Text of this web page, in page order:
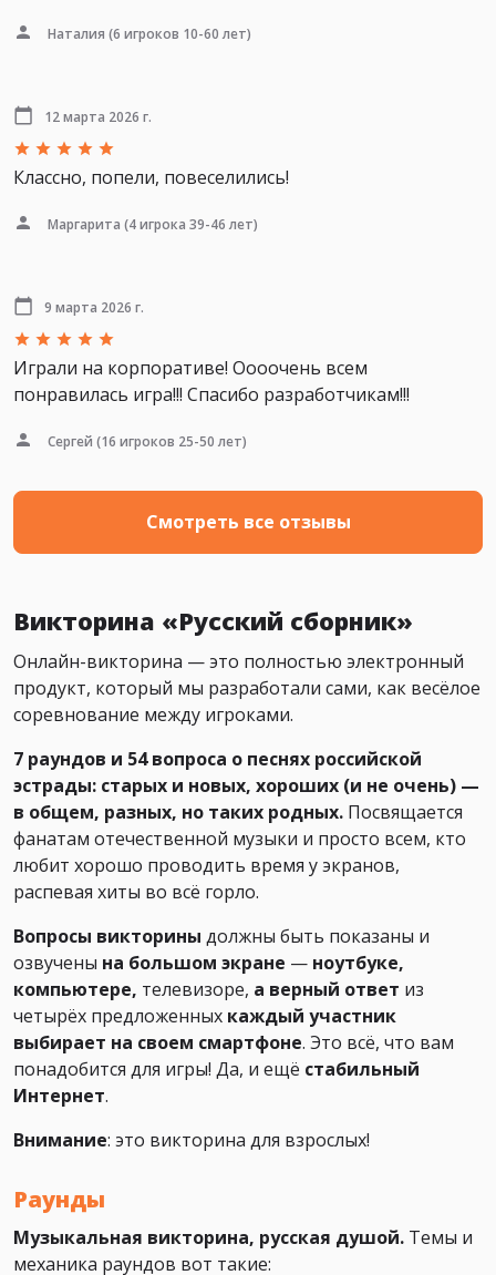
Наталия (6 игроков 10-60 лет)
12 марта 2026 г.
Классно, попели, повеселились!
Маргарита (4 игрока 39-46 лет)
9 марта 2026 г.
Играли на корпоративе! Оооочень всем
понравилась игра!!! Спасибо разработчикам!!!
Сергей (16 игроков 25-50 лет)
Смотреть все отзывы
Викторина «Русский сборник»
Онлайн-викторина — это полностью электронный
продукт, который мы разработали сами, как весёлое
соревнование между игроками.
7 раундов и 54 вопроса о песнях российской
эстрады: старых и новых, хороших (и не очень) —
в общем, разных, но таких родных. Посвящается
фанатам отечественной музыки и просто всем, кто
любит хорошо проводить время у экранов,
распевая хиты во всё горло.
Вопросы викторины должны быть показаны и
озвучены на большом экране — ноутбуке,
компьютере, телевизоре, а верный ответ из
четырёх предложенных каждый участник
выбирает на своем смартфоне. Это всё, что вам
понадобится для игры! Да, и ещё стабильный
Интернет.
Внимание: это викторина для взрослых!
Раунды
Музыкальная викторина, русская душой. Темы и
механика раундов вот такие: